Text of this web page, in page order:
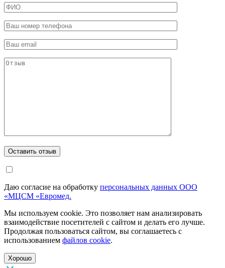
Даю согласие на обработку персональных данных ООО
«МЦСМ «Евромед.
Мы используем cookie. Это позволяет нам анализировать
взаимодействие посетителей с сайтом и делать его лучше.
Продолжая пользоваться сайтом, вы соглашаетесь с
использованием файлов cookie.
Хорошо